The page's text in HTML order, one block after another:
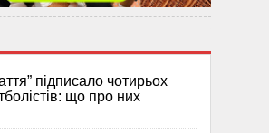
підписало чотирьох
що про них